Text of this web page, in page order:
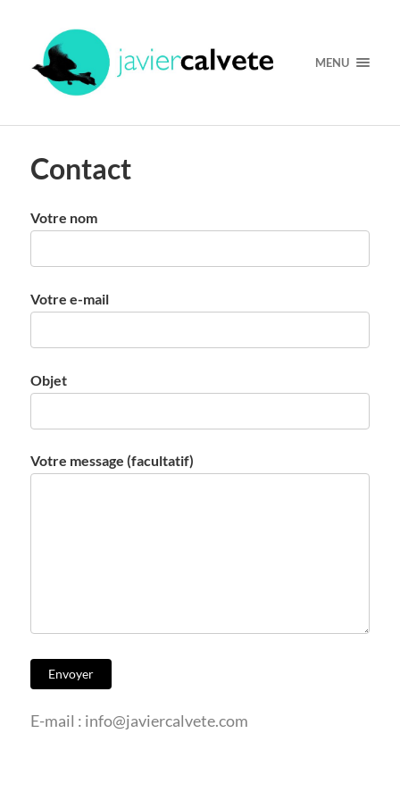
MENU
Contact
Votre nom
Votre e-mail
Objet
Votre message (facultatif)
E-mail : info@javiercalvete.com